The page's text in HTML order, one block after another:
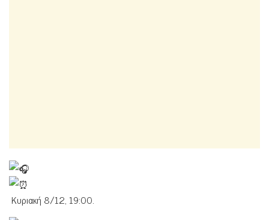
Κυριακή 8/12, 19:00.